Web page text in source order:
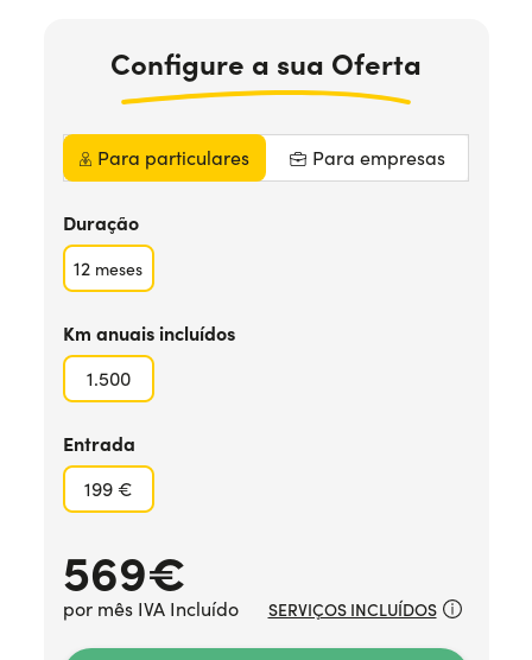
Configure a sua Oferta
Para particulares Para empresas
Duração
12 meses
Km anuais incluídos
1.500
Entrada
199 €
569€
por mês IVA Incluído SERVIÇOS INCLUÍDOS